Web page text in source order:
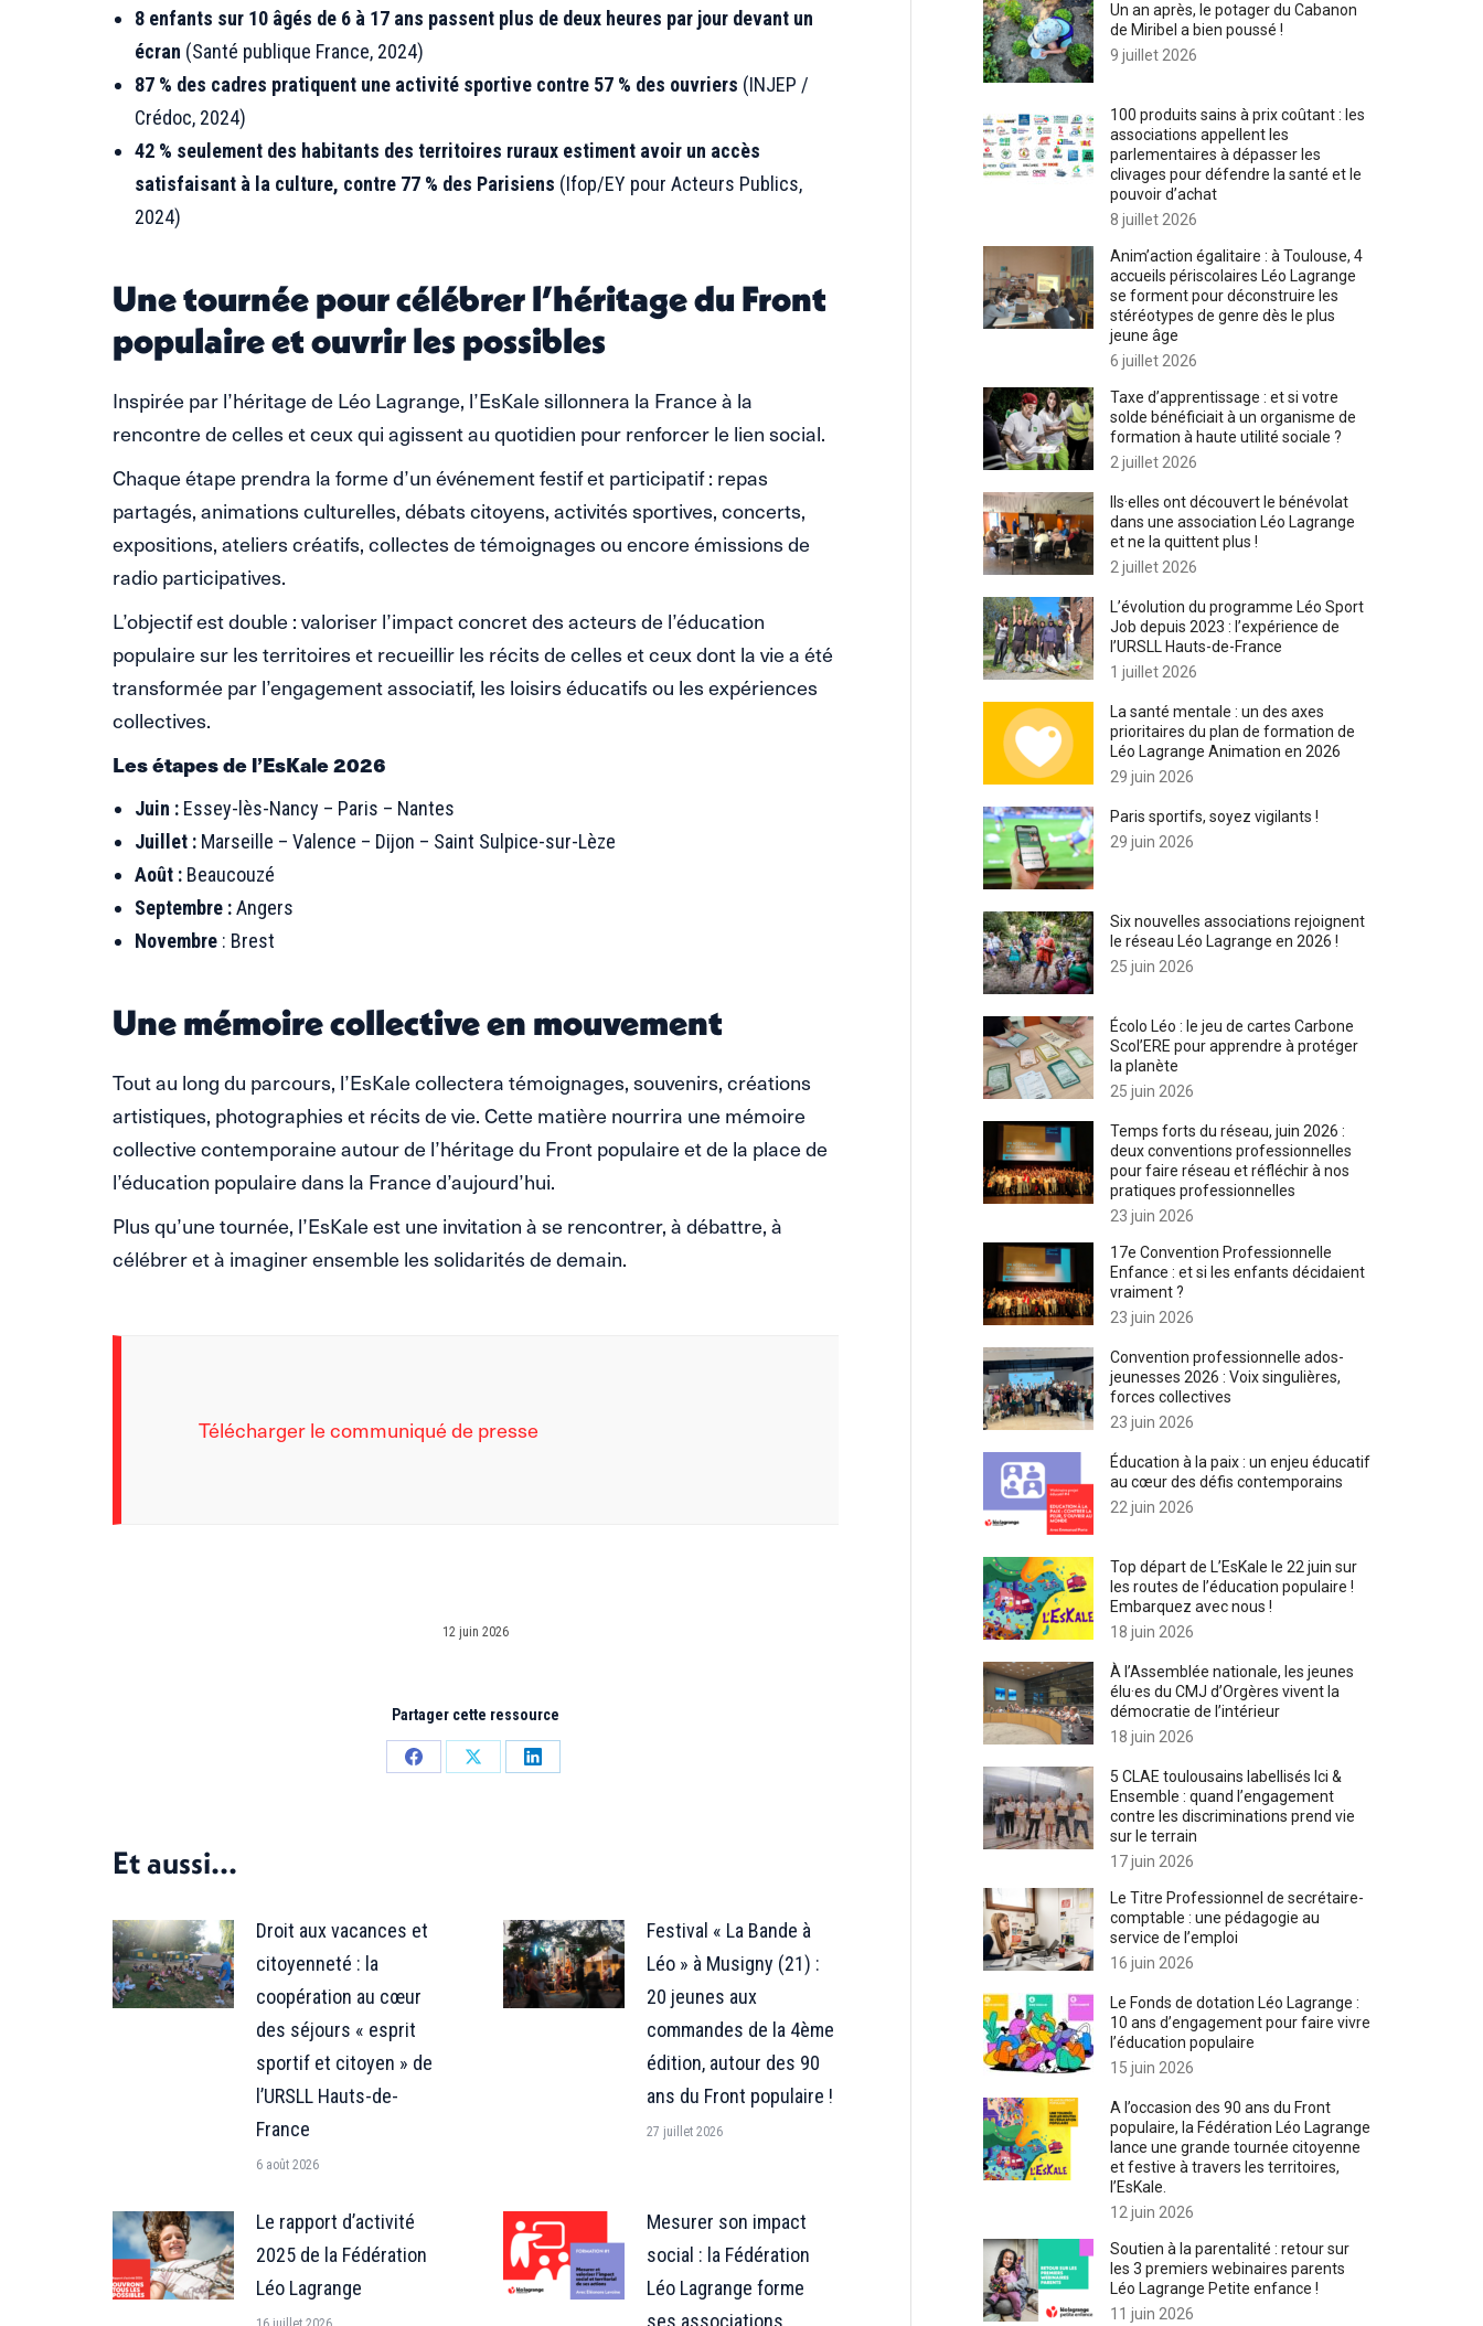
8 enfants sur 10 âgés de 6 à 17 ans passent plus de deux heures par jour devant un
écran (Santé publique France, 2024)
87 % des cadres pratiquent une activité sportive contre 57 % des ouvriers (INJEP /
Crédoc, 2024)
42 % seulement des habitants des territoires ruraux estiment avoir un accès
satisfaisant à la culture, contre 77 % des Parisiens (Ifop/EY pour Acteurs Publics,
2024)
Une tournée pour célébrer l’héritage du Front
populaire et ouvrir les possibles
Inspirée par l’héritage de Léo Lagrange, l’EsKale sillonnera la France à la
rencontre de celles et ceux qui agissent au quotidien pour renforcer le lien social.
Chaque étape prendra la forme d’un événement festif et participatif : repas
partagés, animations culturelles, débats citoyens, activités sportives, concerts,
expositions, ateliers créatifs, collectes de témoignages ou encore émissions de
radio participatives.
L’objectif est double : valoriser l’impact concret des acteurs de l’éducation
populaire sur les territoires et recueillir les récits de celles et ceux dont la vie a été
transformée par l’engagement associatif, les loisirs éducatifs ou les expériences
collectives.
Les étapes de l’EsKale 2026
Juin : Essey-lès-Nancy – Paris – Nantes
Juillet : Marseille – Valence – Dijon – Saint Sulpice-sur-Lèze
Août : Beaucouzé
Septembre :Angers
Novembre : Brest
Une mémoire collective en mouvement
Tout au long du parcours, l’EsKale collectera témoignages, souvenirs, créations
artistiques, photographies et récits de vie. Cette matière nourrira une mémoire
collective contemporaine autour de l’héritage du Front populaire et de la place de
l’éducation populaire dans la France d’aujourd’hui.
Plus qu’une tournée, l’EsKale est une invitation à se rencontrer, à débattre, à
célébrer et à imaginer ensemble les solidarités de demain.
Télécharger le communiqué de presse
12 juin 2026
Partager cette ressource
PartagerPartagerPartager
Et aussi...
Droit aux vacances et
citoyenneté : la
coopération au cœur
des séjours « esprit
sportif et citoyen » de
l’URSLL Hauts-de-
France
6 août 2026
Festival « La Bande à
Léo » à Musigny (21) :
20 jeunes aux
commandes de la 4ème
édition, autour des 90
ans du Front populaire !
27 juillet 2026
Le rapport d’activité
2025 de la Fédération
Léo Lagrange
Mesurer son impact
social : la Fédération
Léo Lagrange forme
ses associations
Un an après, le potager du Cabanon
de Miribel a bien poussé !
9 juillet 2026
100 produits sains à prix coûtant : les
associations appellent les
parlementaires à dépasser les
clivages pour défendre la santé et le
pouvoir d’achat
8 juillet 2026
Anim’action égalitaire : à Toulouse, 4
accueils périscolaires Léo Lagrange
se forment pour déconstruire les
stéréotypes de genre dès le plus
jeune âge
6 juillet 2026
Taxe d’apprentissage : et si votre
solde bénéficiait à un organisme de
formation à haute utilité sociale ?
2 juillet 2026
Ils·elles ont découvert le bénévolat
dans une association Léo Lagrange
et ne la quittent plus !
2 juillet 2026
L’évolution du programme Léo Sport
Job depuis 2023 : l’expérience de
l’URSLL Hauts-de-France
1 juillet 2026
La santé mentale : un des axes
prioritaires du plan de formation de
Léo Lagrange Animation en 2026
29 juin 2026
Paris sportifs, soyez vigilants !
29 juin 2026
Six nouvelles associations rejoignent
le réseau Léo Lagrange en 2026 !
25 juin 2026
Écolo Léo : le jeu de cartes Carbone
Scol’ERE pour apprendre à protéger
la planète
25 juin 2026
Temps forts du réseau, juin 2026 :
deux conventions professionnelles
pour faire réseau et réfléchir à nos
pratiques professionnelles
23 juin 2026
17e Convention Professionnelle
Enfance : et si les enfants décidaient
vraiment ?
23 juin 2026
Convention professionnelle ados-
jeunesses 2026 : Voix singulières,
forces collectives
23 juin 2026
Éducation à la paix : un enjeu éducatif
au cœur des défis contemporains
22 juin 2026
Top départ de L’EsKale le 22 juin sur
les routes de l’éducation populaire !
Embarquez avec nous !
18 juin 2026
À l’Assemblée nationale, les jeunes
élu·es du CMJ d’Orgères vivent la
démocratie de l’intérieur
18 juin 2026
5 CLAE toulousains labellisés Ici &
Ensemble : quand l’engagement
contre les discriminations prend vie
sur le terrain
17 juin 2026
Le Titre Professionnel de secrétaire-
comptable : une pédagogie au
service de l’emploi
16 juin 2026
Le Fonds de dotation Léo Lagrange :
10 ans d’engagement pour faire vivre
l’éducation populaire
15 juin 2026
A l’occasion des 90 ans du Front
populaire, la Fédération Léo Lagrange
lance une grande tournée citoyenne
et festive à travers les territoires,
l’EsKale.
12 juin 2026
Soutien à la parentalité : retour sur
les 3 premiers webinaires parents
Léo Lagrange Petite enfance !
11 juin 2026